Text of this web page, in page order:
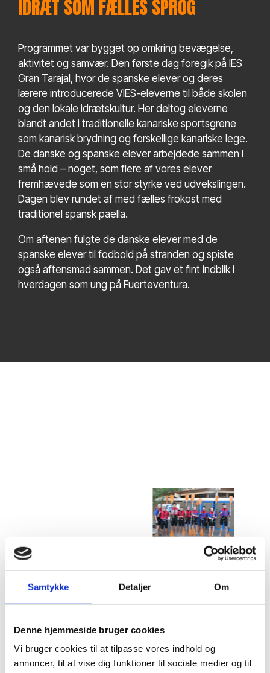
Samtykke Detaljer Om
Denne hjemmeside bruger cookies
Vi bruger cookies til at tilpasse vores indhold og
annoncer, til at vise dig funktioner til sociale medier og til
IDRÆT SOM FÆLLES SPROG
Programmet var bygget op omkring bevægelse,
aktivitet og samvær. Den første dag foregik på IES
Gran Tarajal, hvor de spanske elever og deres
lærere introducerede VIES-eleverne til både skolen
og den lokale idrætskultur. Her deltog eleverne
blandt andet i traditionelle kanariske sportsgrene
som kanarisk brydning og forskellige kanariske lege.
De danske og spanske elever arbejdede sammen i
små hold – noget, som flere af vores elever
fremhævede som en stor styrke ved udvekslingen.
Dagen blev rundet af med fælles frokost med
traditionel spansk paella.
Om aftenen fulgte de danske elever med de
spanske elever til fodbold på stranden og spiste
også aftensmad sammen. Det gav et fint indblik i
hverdagen som ung på Fuerteventura.
Dag to på Playitas – fællesskab på tværs
Anden dag foregik på Playitas Resort, hvor alle